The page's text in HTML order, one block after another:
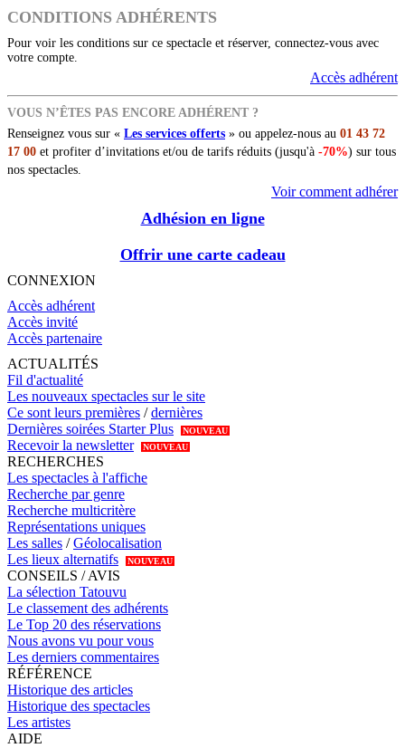
CONDITIONS ADHÉRENTS
Pour voir les conditions sur ce spectacle et réserver, connectez-vous avec
votre compte.
Accès adhérent
VOUS N’ÊTES PAS ENCORE ADHÉRENT ?
Renseignez vous sur « Les services offerts » ou appelez-nous au 01 43 72
17 00 et profiter d’invitations et/ou de tarifs réduits (jusqu'à -70%) sur tous
nos spectacles.
Voir comment adhérer
Adhésion en ligne
Offrir une carte cadeau
CONNEXION
Accès adhérent
Accès invité
Accès partenaire
ACTUALITÉS
Fil d'actualité
Les nouveaux spectacles sur le site
Ce sont leurs premières /dernières
Dernières soirées Starter Plus
NOUVEAU
Recevoir la newsletter NOUVEAU
RECHERCHES
Les spectacles à l'affiche
Recherche par genre
Recherche multicritère
Représentations uniques
Les salles /Géolocalisation
Les lieux alternatifs
NOUVEAU
CONSEILS / AVIS
La sélection Tatouvu
Le classement des adhérents
Le Top 20 des réservations
Nous avons vu pour vous
Les derniers commentaires
RÉFÉRENCE
Historique des articles
Historique des spectacles
Les artistes
AIDE